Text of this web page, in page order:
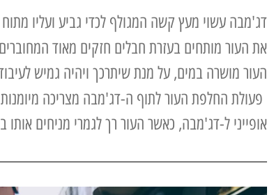
דג'מבה עשוי מעץ קשה המגולף לכדי גביע ועליו
את העור מותחים בעזרת חבלים חזקים מאוד
העור מושרה במים, על מנת שיתרכך ויהיה גמיש
פעולת החלפת העור לתוף ה-דג'מבה מצריכה
אופייני ל-דג'מבה, כאשר העור רך לגמרי מניחים